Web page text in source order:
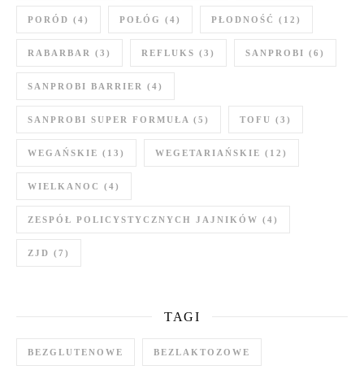
PORÓD (4) POŁÓG (4) PŁODNOŚĆ (12)
RABARBAR (3) REFLUKS (3) SANPROBI (6)
SANPROBI BARRIER (4)
SANPROBI SUPER FORMUŁA (5) TOFU (3)
WEGAŃSKIE (13) WEGETARIAŃSKIE (12)
WIELKANOC (4)
ZESPÓŁ POLICYSTYCZNYCH JAJNIKÓW (4)
ZJD (7)
TAGI
BEZGLUTENOWE BEZLAKTOZOWE